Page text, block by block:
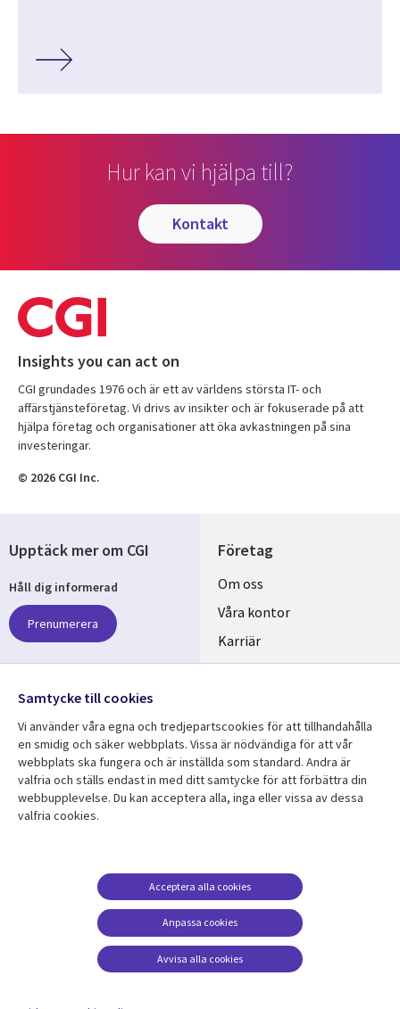
Hur kan vi hjälpa till?
kontakt
Insights you can act on
CGI grundades 1976 och är ett av världens största IT- och
affärstjänsteföretag. Vi drivs av insikter och är fokuserade på att
hjälpa företag och organisationer att öka avkastningen på sina
investeringar.
© 2026 CGI Inc.
Företag
Useful
links
SWEDEN
Om oss
Våra kontor
Karriär
Hållbarhet
Resurscenter
SWEDEN
SWEDEN
dataskydd
Accessibility
Terms of Use
Hantering av cookies
Upptäck mer om CGI
Håll dig informerad
Prenumerera
Följ oss
Social
Media
SWEDEN
Samtycke till cookies
Vi använder våra egna och tredjepartscookies för att tillhandahålla
en smidig och säker webbplats. Vissa är nödvändiga för att vår
webbplats ska fungera och är inställda som standard. Andra är
valfria och ställs endast in med ditt samtycke för att förbättra din
webbupplevelse. Du kan acceptera alla, inga eller vissa av dessa
valfria cookies.
Anpassa cookies
Acceptera alla cookies
Avvisa alla cookies